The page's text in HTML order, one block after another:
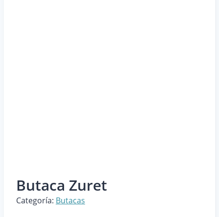
Butaca Zuret
Categoría: Butacas